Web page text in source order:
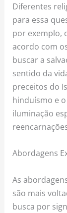
Diferentes
para essa
por exemplo,
acordo com
buscar a
sentido da
preceitos do
hinduísmo e
iluminação
Abordagens
As
são mais
busca por